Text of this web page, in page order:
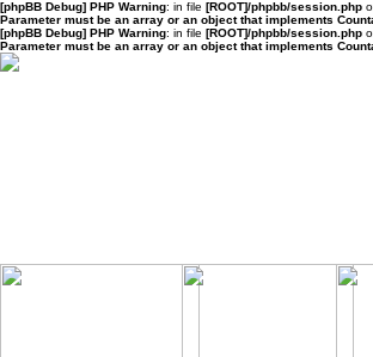
[phpBB Debug] PHP Warning: in file [ROOT]/phpbb/session.php
Parameter must be an array or an object that implements
[phpBB Debug] PHP Warning: in file [ROOT]/phpbb/session.php
Parameter must be an array or an object that implements